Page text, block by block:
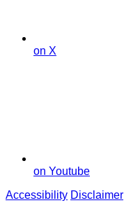
on X
on Youtube
Accessibility Disclaimer